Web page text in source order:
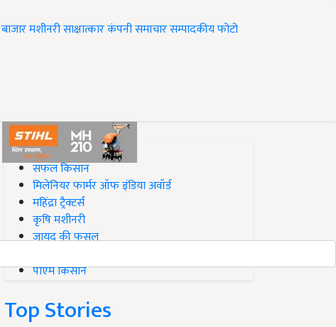
बाजारमशीनरीसाक्षात्कारकंपनी समाचारसम्पादकीयफोटो
#Top on Krishi Jagran
सफल किसान
मिलेनियर फार्मर ऑफ इंडिया अवॉर्ड
महिंद्रा ट्रैक्टर्स
कृषि मशीनरी
जायद की फसल
पीएम किसान
Top Stories